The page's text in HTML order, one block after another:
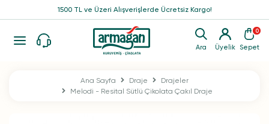
Ara Üyelik
0
Sepet
1500 TL ve Üzeri Alışverişlerde Ücretsiz Kargo!
Ana Sayfa Draje
Drajeler
Melodi - Resital Sütlü Çikolata Çakıl Draje